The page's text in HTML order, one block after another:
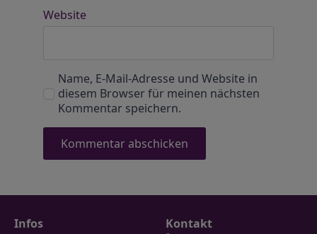
Website
Name, E-Mail-Adresse und Website in
diesem Browser für meinen nächsten
Kommentar speichern.
Infos Kontakt